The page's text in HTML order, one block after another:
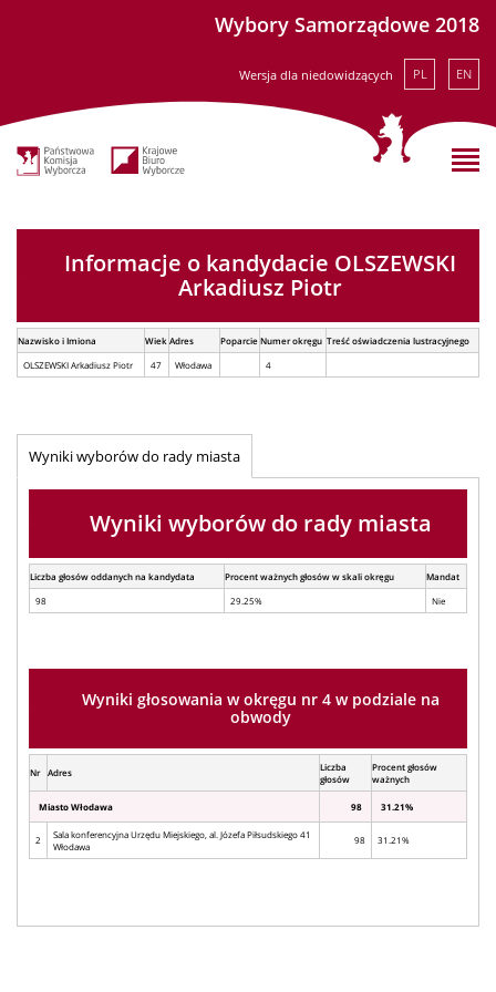
Wybory Samorządowe 2018
Wersja dla niedowidzących PL EN
Informacje o kandydacie OLSZEWSKI
Arkadiusz Piotr
Nazwisko i Imiona Wiek Adres PoparcieNumer okręgu Treść oświadczenia lustracyjnego
OLSZEWSKI Arkadiusz Piotr
47 Włodawa 4
Wyniki wyborów do rady miasta
Wyniki wyborów do rady miasta
Liczba głosów oddanych na kandydata Procent ważnych głosów w skali okręgu
Mandat
98
29.25% Nie
Wyniki głosowania w okręgu nr 4 w podziale na
obwody
Nr Adres
Liczba
głosów
Procent głosów
ważnych
Miasto Włodawa 98 31.21%
2
Sala konferencyjna Urzędu Miejskiego, al. Józefa Piłsudskiego 41
Włodawa
98 31.21%